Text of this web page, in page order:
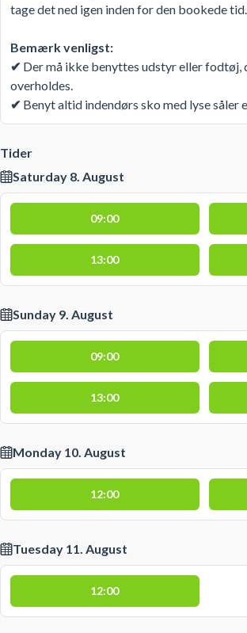
tage det ned igen inden for den bookede
Bemærk venligst:
✔ Der må ikke benyttes udstyr eller
overholdes.
✔ Benyt altid indendørs sko med lyse såler
Tider
Saturday 8. August
09:00
13:00
Sunday 9. August
09:00
13:00
Monday 10. August
12:00
Tuesday 11. August
12:00